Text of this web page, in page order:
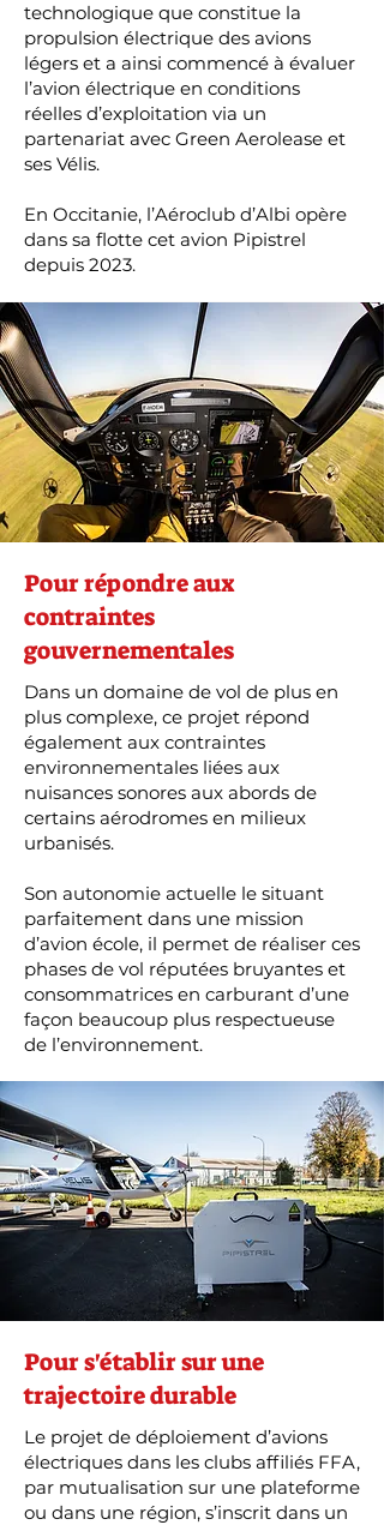
technologique que constitue la
propulsion électrique des avions
légers et a ainsi commencé à évaluer
l’avion électrique en conditions
réelles d’exploitation via un
partenariat avec Green Aerolease et
ses Vélis.
En Occitanie, l’Aéroclub d’Albi opère
dans sa flotte cet avion Pipistrel
depuis 2023.
Pour répondre aux
contraintes
gouvernementales
Dans un domaine de vol de plus en
plus complexe, ce projet répond
également aux contraintes
environnementales liées aux
nuisances sonores aux abords de
certains aérodromes en milieux
urbanisés.
Son autonomie actuelle le situant
parfaitement dans une mission
d’avion école, il permet de réaliser ces
phases de vol réputées bruyantes et
consommatrices en carburant d’une
façon beaucoup plus respectueuse
de l’environnement.
Pour s'établir sur une
trajectoire durable
Le projet de déploiement d’avions
électriques dans les clubs affiliés FFA,
par mutualisation sur une plateforme
ou dans une région, s’inscrit dans un